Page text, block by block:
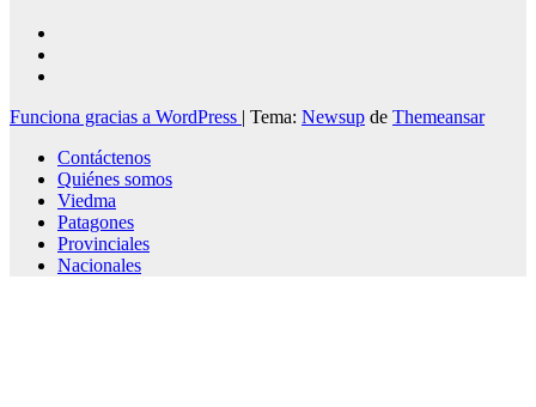
Funciona gracias a WordPress | Tema: Newsup de Themeansar
Contáctenos
Quiénes somos
Viedma
Patagones
Provinciales
Nacionales